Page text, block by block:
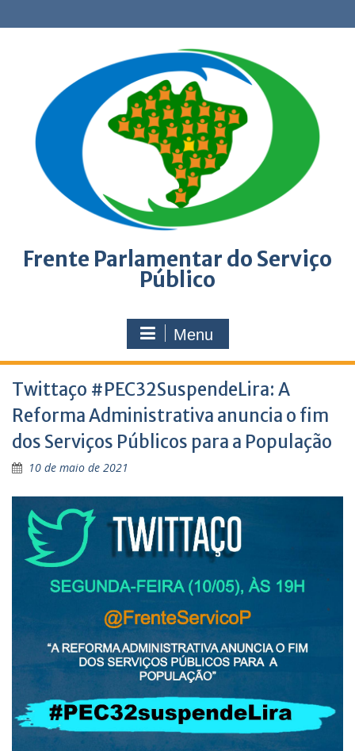
to
Frente Parlamentar do Serviço
Público
Menu
Twittaço #PEC32SuspendeLira: A
Reforma Administrativa anuncia o fim
dos Serviços Públicos para a População
10 de maio de 2021